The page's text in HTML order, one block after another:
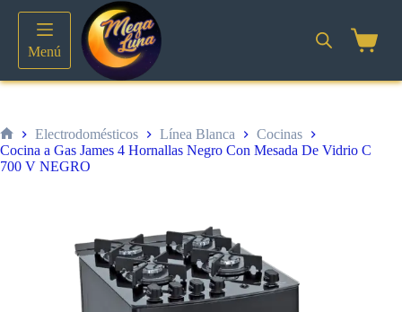
contenido
Menú
Inicio
Electrodomésticos Línea Blanca
Cocinas
Cocina a Gas James 4 Hornallas Negro Con Mesada De Vidrio C
700 V NEGRO